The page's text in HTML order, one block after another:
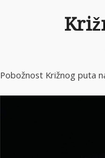
Pobožnost Križnog puta